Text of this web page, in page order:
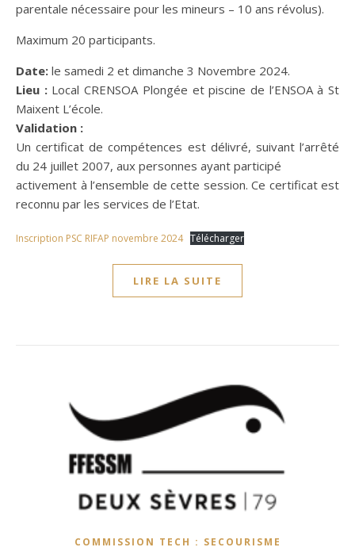
parentale nécessaire pour les mineurs – 10 ans révolus).
Maximum 20 participants.
Date: le samedi 2 et dimanche 3 Novembre 2024.
Lieu :Local CRENSOA Plongée et piscine de l’ENSOA à St
Maixent L’école.
Validation :
Un certificat de compétences est délivré, suivant l’arrêté
du 24 juillet 2007, aux personnes ayant participé
activement à l’ensemble de cette session. Ce certificat est
reconnu par les services de l’Etat.
Inscription PSC RIFAP novembre 2024 Télécharger
LIRE LA SUITE
COMMISSION TECH : SECOURISME